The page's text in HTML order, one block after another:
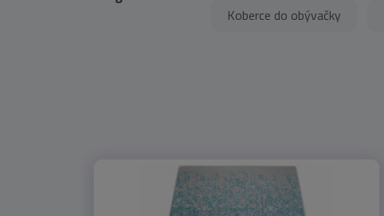
Koberce do obývačky